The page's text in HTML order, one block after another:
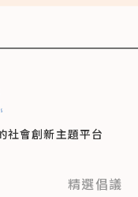
社會創新主題平台
精選倡議